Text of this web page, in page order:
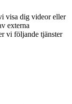
visa dig videor eller
externa
vi följande tjänster